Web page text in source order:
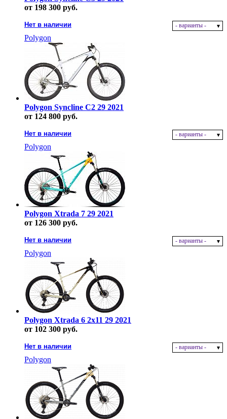
от 198 300 руб.
Нет в наличии - варианты -
Polygon
Polygon Syncline C2 29 2021
от 124 800 руб.
Нет в наличии - варианты -
Polygon
Polygon Xtrada 7 29 2021
от 126 300 руб.
Нет в наличии - варианты -
Polygon
Polygon Xtrada 6 2x11 29 2021
от 102 300 руб.
Нет в наличии - варианты -
Polygon